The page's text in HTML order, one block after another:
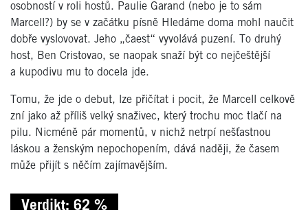
osobností v roli hostů. Paulie Garand (nebo je to sám
Marcell?) by se v začátku písně Hledáme doma mohl naučit
dobře vyslovovat. Jeho „čaest“ vyvolává puzení. To druhý
host, Ben Cristovao, se naopak snaží být co nejčeštější
a kupodivu mu to docela jde.
Tomu, že jde o debut, lze přičítat i pocit, že Marcell celkově
zní jako až příliš velký snaživec, který trochu moc tlačí na
pilu. Nicméně pár momentů, v nichž netrpí nešťastnou
láskou a ženským nepochopením, dává naději, že časem
může přijít s něčím zajímavějším.
Verdikt: 62 %